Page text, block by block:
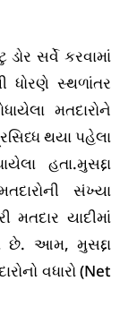
ડોર સર્વે કરવામાં
ધોરણે સ્થળાંતર
મતદારોને
થયા પહેલા
હતા.મુસદ્દા
સંખ્યા
યાદીમાં
છે. આમ, મુસદ્દા
વધારો (Net